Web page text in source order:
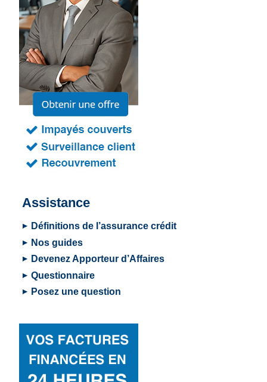
Assistance
Définitions de l’assurance crédit
Nos guides
Devenez Apporteur d’Affaires
Questionnaire
Posez une question